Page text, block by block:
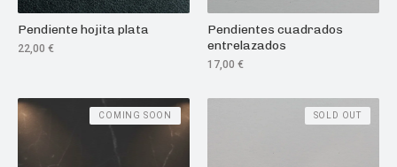
Pendiente hojita plata
22,00 €
Pendientes cuadrados
entrelazados
17,00 €
COMING SOON SOLD OUT